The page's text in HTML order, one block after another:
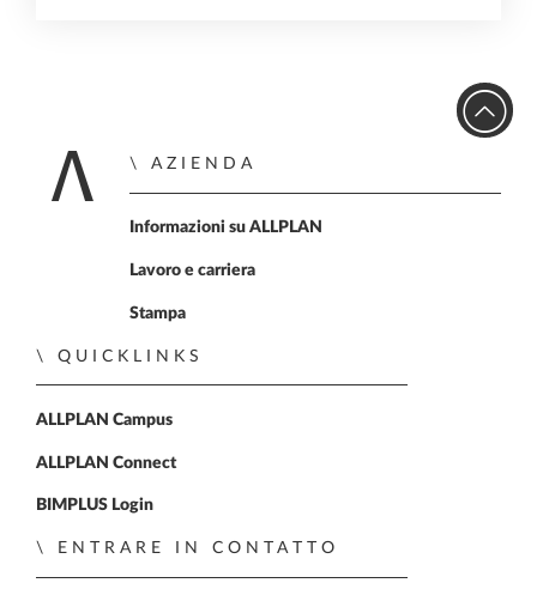
Home
AZIENDA
Informazioni su ALLPLAN
Lavoro e carriera
Stampa
QUICKLINKS
ALLPLAN Campus
ALLPLAN Connect
BIMPLUS Login
ENTRARE IN CONTATTO